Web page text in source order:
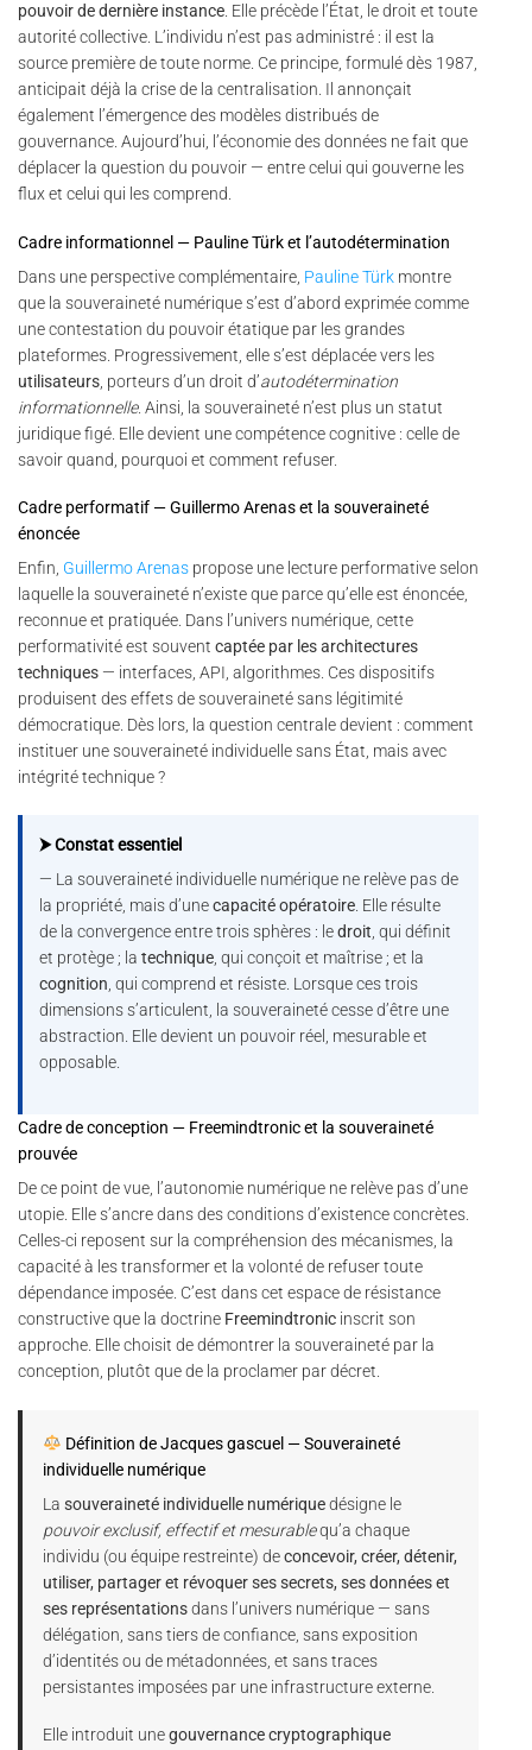
pouvoir de dernière instance. Elle précède l’État, le droit et toute
autorité collective. L’individu n’est pas administré : il est la
source première de toute norme. Ce principe, formulé dès 1987,
anticipait déjà la crise de la centralisation. Il annonçait
également l’émergence des modèles distribués de
gouvernance. Aujourd’hui, l’économie des données ne fait que
déplacer la question du pouvoir — entre celui qui gouverne les
flux et celui qui les comprend.
Cadre informationnel — Pauline Türk et l’autodétermination
Dans une perspective complémentaire, Pauline Türk montre
que la souveraineté numérique s’est d’abord exprimée comme
une contestation du pouvoir étatique par les grandes
plateformes. Progressivement, elle s’est déplacée vers les
utilisateurs , porteurs d’un droit d’autodétermination
informationnelle. Ainsi, la souveraineté n’est plus un statut
juridique figé. Elle devient une compétence cognitive : celle de
savoir quand, pourquoi et comment refuser.
Cadre performatif — Guillermo Arenas et la souveraineté
énoncée
Enfin, Guillermo Arenas propose une lecture performative selon
laquelle la souveraineté n’existe que parce qu’elle est énoncée,
reconnue et pratiquée. Dans l’univers numérique, cette
performativité est souvent captée par les architectures
techniques — interfaces, API, algorithmes. Ces dispositifs
produisent des effets de souveraineté sans légitimité
démocratique. Dès lors, la question centrale devient : comment
instituer une souveraineté individuelle sans État, mais avec
intégrité technique ?
⮞ Constat essentiel
— La souveraineté individuelle numérique ne relève pas de
la propriété, mais d’unecapacité opératoire. Elle résulte
de la convergence entre trois sphères : ledroit, qui définit
et protège ; latechnique, qui conçoit et maîtrise ; et la
cognition, qui comprend et résiste. Lorsque ces trois
dimensions s’articulent, la souveraineté cesse d’être une
abstraction. Elle devient un pouvoir réel, mesurable et
opposable.
Cadre de conception — Freemindtronic et la souveraineté
prouvée
De ce point de vue, l’autonomie numérique ne relève pas d’une
utopie. Elle s’ancre dans des conditions d’existence concrètes.
Celles-ci reposent sur la compréhension des mécanismes, la
capacité à les transformer et la volonté de refuser toute
dépendance imposée. C’est dans cet espace de résistance
constructive que la doctrine Freemindtronic inscrit son
approche. Elle choisit de démontrer la souveraineté par la
conception, plutôt que de la proclamer par décret.
Définition de Jacques gascuel — Souveraineté
individuelle numérique
La souveraineté individuelle numériquedésigne le
pouvoir exclusif, effectif et mesurablequ’a chaque
individu (ou équipe restreinte) deconcevoir, créer, détenir,
utiliser, partager et révoquer ses secrets, ses données et
ses représentationsdans l’univers numérique — sans
délégation, sans tiers de confiance, sans exposition
d’identités ou de métadonnées, et sans traces
persistantes imposées par une infrastructure externe.
Elle introduit unegouvernance cryptographique